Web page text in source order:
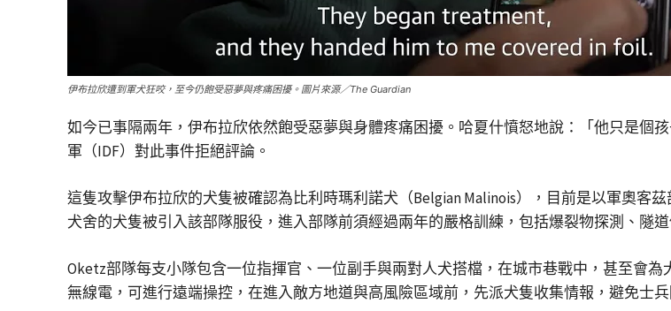
伊布拉欣遭到軍犬狂咬，至今仍飽受惡夢與疼痛困擾。圖片來源／The Guardian
如今已事隔兩年，伊布拉欣依然飽受惡夢與身體疼痛困擾。哈夏什憤怒地說：「他只是個
軍（IDF）對此事件拒絕評論。
這隻攻擊伊布拉欣的犬隻被確認為比利時瑪利諾犬（Belgian Malinois），目前是以軍奧客
犬舍的犬隻被引入該部隊服役，進入部隊前須經過兩年的嚴格訓練，包括爆裂物探測、隧
Oketz部隊每支小隊包含一位指揮官、一位副手與兩對人犬搭檔，在城市巷戰中，甚至會
無線電，可進行遠端操控，在進入敵方地道與高風險區域前，先派犬隻收集情報，避免士兵